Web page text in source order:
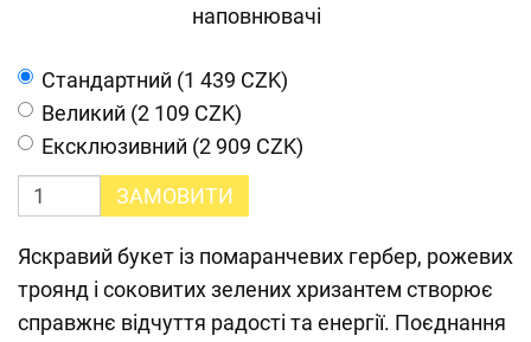
наповнювачі
Cтандартний (1 439 CZK)
Великий (2 109 CZK)
Ексклюзивний (2 909 CZK)
ЗАМОВИТИ
Яскравий букет із помаранчевих гербер, рожевих
троянд і соковитих зелених хризантем створює
справжнє відчуття радості та енергії. Поєднання